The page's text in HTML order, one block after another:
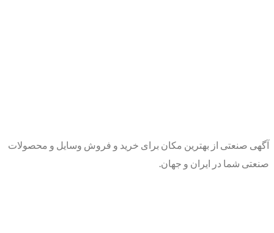
آگهی صنعتی از بهترین مکان برای خرید و فروش وسایل و محصولات
صنعتی شما در ایران و جهان.